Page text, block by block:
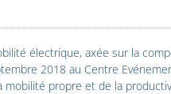
électrique, axée sur la
2018 au Centre
mobilité propre et de la